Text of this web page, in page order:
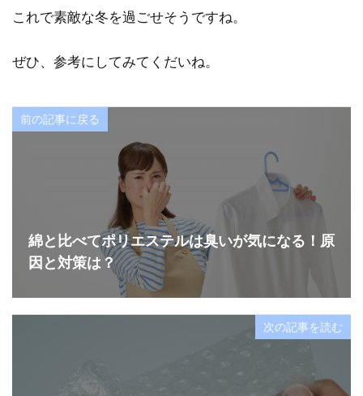
これで素敵な冬を過ごせそうですね。
ぜひ、参考にしてみてくだいね。
前の記事に戻る
綿と比べてポリエステルは臭いが気になる！原
因と対策は？
次の記事を読む